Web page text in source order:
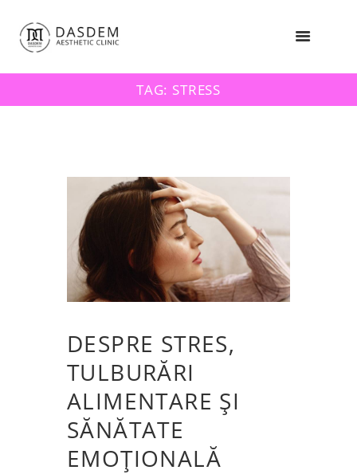
TAG: STRESS
DESPRE STRES,
TULBURĂRI
ALIMENTARE ȘI
SĂNĂTATE
EMOȚIONALĂ